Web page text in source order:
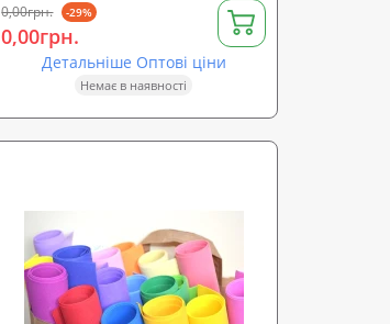
0,00грн. -29%
0,00грн.
Детальніше Оптові ціни
Немає в наявності